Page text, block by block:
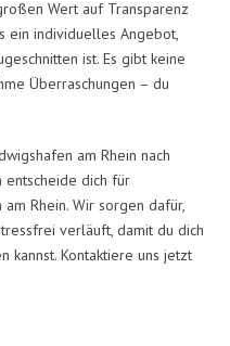
Wert auf Transparenz
ein individuelles Angebot,
ist. Es gibt keine
Überraschungen – du
am Rhein nach
entscheide dich für
Rhein. Wir sorgen dafür,
verläuft, damit du dich
kannst. Kontaktiere uns jetzt